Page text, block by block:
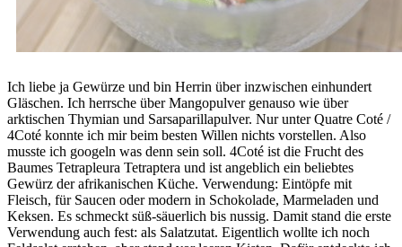
Ich liebe ja Gewürze und bin Herrin über inzwischen einhundert
Gläschen. Ich herrsche über Mangopulver genauso wie über
arktischen Thymian und Sarsaparillapulver. Nur unter Quatre Coté /
4Coté konnte ich mir beim besten Willen nichts vorstellen. Also
musste ich googeln was denn sein soll. 4Coté ist die Frucht des
Baumes Tetrapleura Tetraptera und ist angeblich ein beliebtes
Gewürz der afrikanischen Küche. Verwendung: Eintöpfe mit
Fleisch, für Saucen oder modern in Schokolade, Marmeladen und
Keksen. Es schmeckt süß-säuerlich bis nussig. Damit stand die erste
Verwendung auch fest: als Salatzutat. Eigentlich wollte ich noch